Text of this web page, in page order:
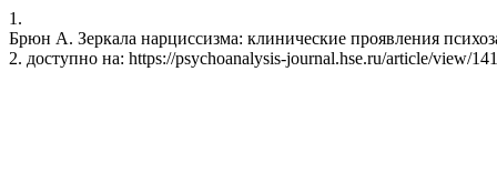
1.
Брюн А. Зеркала нарциссизма: клинические проявления
2. доступно на: https://psychoanalysis-journal.hse.ru/article/view/